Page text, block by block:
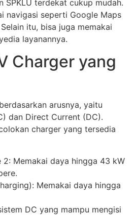
SPKLU terdekat cukup mudah.
navigasi seperti Google Maps
itu, bisa juga memakai
layanannya.
Charger yang
arusnya, yaitu
dan Direct Current (DC).
charger yang tersedia
2: Memakai daya hingga 43 kW
Memakai daya hingga
DC yang mampu mengisi